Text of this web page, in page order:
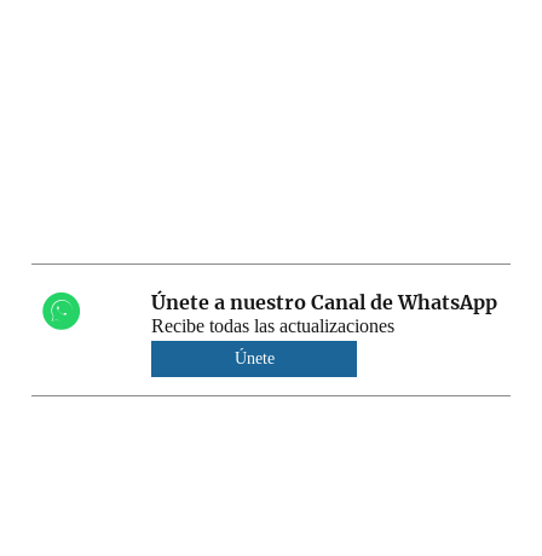
Únete a nuestro Canal de WhatsApp
Recibe todas las actualizaciones
Únete